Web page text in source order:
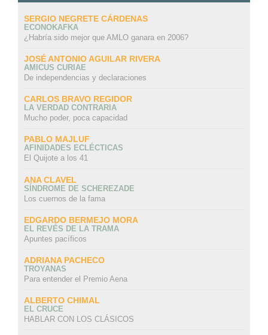
SERGIO NEGRETE CÁRDENAS
ECONOKAFKA
¿Habría sido mejor que AMLO ganara en 2006?
JOSÉ ANTONIO AGUILAR RIVERA
AMICUS CURIAE
De independencias y declaraciones
CARLOS BRAVO REGIDOR
LA VERDAD CONTRARIA
Mucho poder, poca capacidad
PABLO MAJLUF
AFINIDADES ECLÉCTICAS
El Quijote a los 41
ANA CLAVEL
SÍNDROME DE SCHEREZADE
Los cuernos de la fama
EDGARDO BERMEJO MORA
EL REVÉS DE LA TRAMA
Apuntes pacíficos
ADRIANA PACHECO
TROYANAS
Para entender el Premio Aena
ALBERTO CHIMAL
EL CRUCE
HABLAR CON LOS CLÁSICOS